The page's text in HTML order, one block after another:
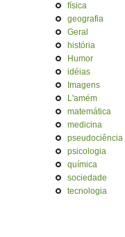
física
geografia
Geral
história
Humor
idéias
Imagens
L'amém
matemática
medicina
pseudociência
psicologia
química
sociedade
tecnologia